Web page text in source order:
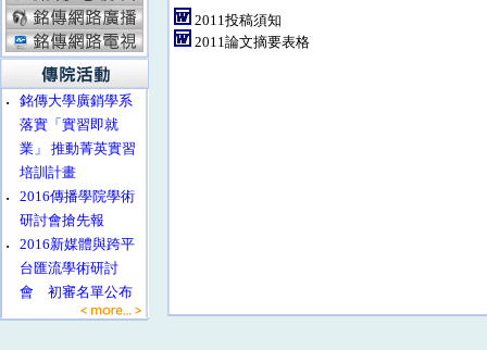
‧
銘傳大學廣銷學系
落實「實習即就
業」 推動菁英實習
培訓計畫
‧
2016傳播學院學術
研討會搶先報
‧
2016新媒體與跨平
台匯流學術研討
會 初審名單公布
2011投稿須知
2011論文摘要表格